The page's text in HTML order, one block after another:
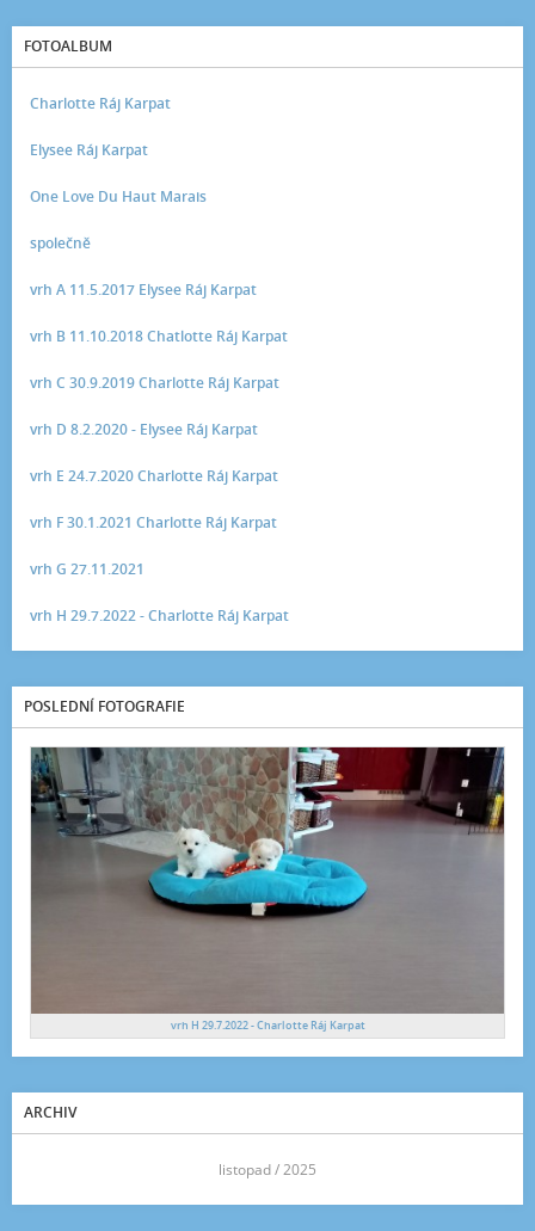
FOTOALBUM
Charlotte Ráj Karpat
Elysee Ráj Karpat
One Love Du Haut Marais
společně
vrh A 11.5.2017 Elysee Ráj Karpat
vrh B 11.10.2018 Chatlotte Ráj Karpat
vrh C 30.9.2019 Charlotte Ráj Karpat
vrh D 8.2.2020 - Elysee Ráj Karpat
vrh E 24.7.2020 Charlotte Ráj Karpat
vrh F 30.1.2021 Charlotte Ráj Karpat
vrh G 27.11.2021
vrh H 29.7.2022 - Charlotte Ráj Karpat
POSLEDNÍ FOTOGRAFIE
vrh H 29.7.2022 - Charlotte Ráj Karpat
ARCHIV
listopad / 2025